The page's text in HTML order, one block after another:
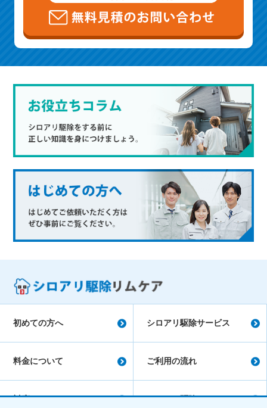
初めての方へ シロアリ駆除サービス
料金について ご利用の流れ
対応エリア シロアリ駆除コラム